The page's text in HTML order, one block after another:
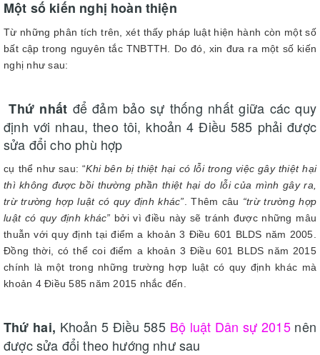
Một số kiến nghị hoàn thiện
Từ những phân tích trên, xét thấy pháp luật hiện hành còn một số
bất cập trong nguyên tắc TNBTTH. Do đó, xin đưa ra một số kiến
nghị như sau:
Thứ nhất để đảm bảo sự thống nhất giữa các quy
định với nhau, theo tôi, khoản 4 Điều 585 phải được
sửa đổi cho phù hợp
cụ thể như sau: “Khi bên bị thiệt hại có lỗi trong việc gây thiệt hại
thì không được bồi thường phần thiệt hại do lỗi của mình gây ra,
trừ trường hợp luật có quy định khác” . Thêm câu “trừ trường hợp
luật có quy định khác” bởi vì điều này sẽ tránh được những mâu
thuẫn với quy định tại điểm a khoản 3 Điều 601 BLDS năm 2005.
Đồng thời, có thể coi điểm a khoản 3 Điều 601 BLDS năm 2015
chính là một trong những trường hợp luật có quy định khác mà
khoản 4 Điều 585 năm 2015 nhắc đến.
Thứ hai, Khoản 5 Điều 585 Bộ luật Dân sự 2015nên
được sửa đổi theo hướng như sau